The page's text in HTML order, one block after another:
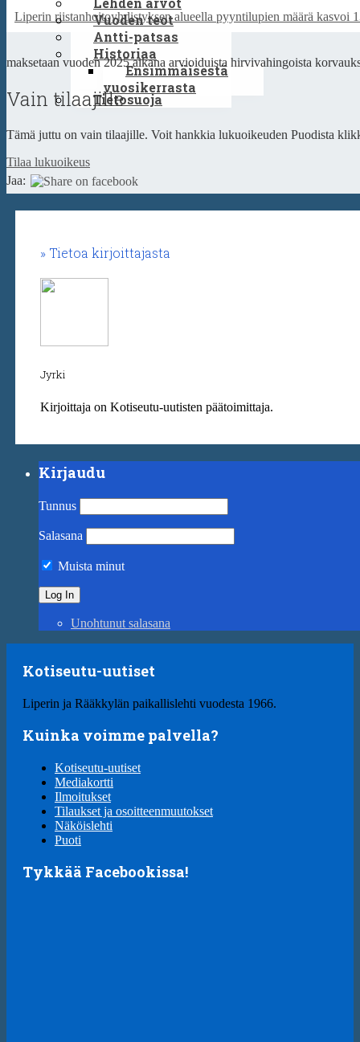
Vuoden teot
Antti-patsas
Historiaa
Ensimmäisestä
vuosikerrasta
Tietosuoja
Liperin riistanhoitoyhdistyksen alueella pyyntilupien määrä kasvoi
maksetaan vuoden 2025 aikana arvioiduista hirvivahingoista
Vain tilaajille
Tämä juttu on vain tilaajille. Voit hankkia lukuoikeuden Puodista
Tilaa lukuoikeus
Jaa:
Tietoa kirjoittajasta
Jyrki
Kirjoittaja on Kotiseutu-uutisten päätoimittaja.
Kirjaudu
Tunnus
Salasana
Muista minut
Unohtunut salasana
Kotiseutu-uutiset
Liperin ja Rääkkylän paikallislehti vuodesta 1966.
Kuinka voimme palvella?
Kotiseutu-uutiset
Mediakortti
Ilmoitukset
Tilaukset ja osoitteenmuutokset
Näköislehti
Puoti
Tykkää Facebookissa!